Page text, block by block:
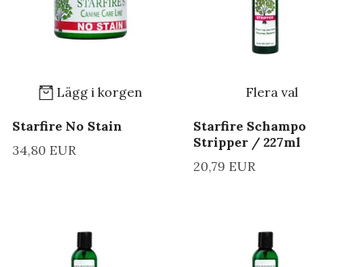
Lägg i korgen
Starfire No Stain
34,80 EUR
Flera val
Starfire Schampo
Stripper / 227ml
20,79 EUR